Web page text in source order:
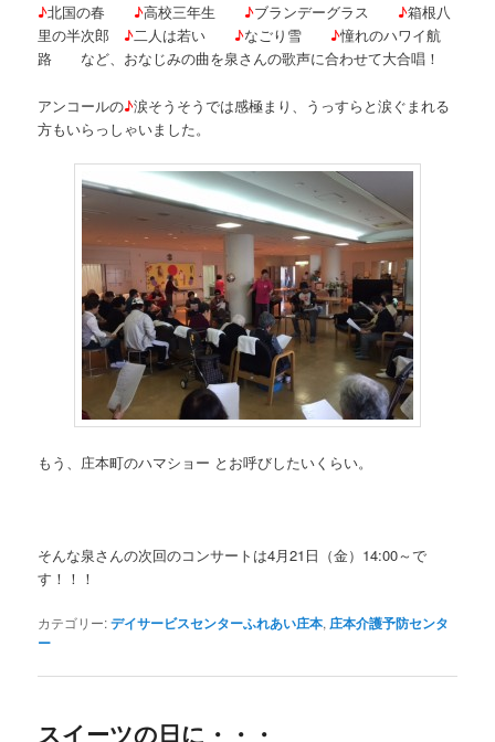
♪北国の春 ♪高校三年生 ♪ブランデーグラス ♪箱根八
里の半次郎 ♪二人は若い ♪なごり雪 ♪憧れのハワイ航
路 など、おなじみの曲を泉さんの歌声に合わせて大合唱！
アンコールの♪涙そうそうでは感極まり、うっすらと涙ぐまれる
方もいらっしゃいました。
もう、庄本町のハマショー とお呼びしたいくらい。
そんな泉さんの次回のコンサートは4月21日（金）14:00～で
す！！！
カテゴリー:デイサービスセンターふれあい庄本, 庄本介護予防センタ
ー
スイーツの日に・・・